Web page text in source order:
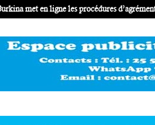
met en ligne les procédures